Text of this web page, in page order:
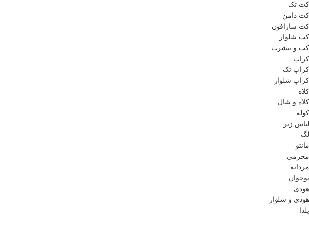
کت تک
کت دامن
کت سارافون
کت شلوار
کت و تیشرت
کراپ
کراپ تک
کراپ شلوار
کلاه
کلاه و شال
کوله
لباس زیر
لگ
مانتو
محرمی
مردانه
نوجوان
هودی
هودی و شلوار
یلدا